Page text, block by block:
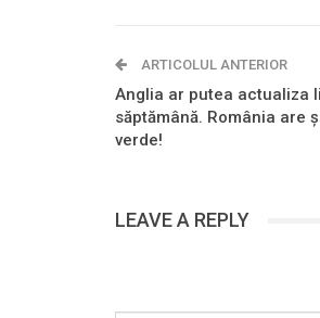
ARTICOLUL ANTERIOR
Anglia ar putea actualiza
săptămână. România are
verde!
LEAVE A REPLY